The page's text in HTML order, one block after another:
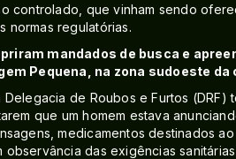
controlado, que vinham sendo
normas regulatórias.
mandados de busca e
Pequena, na zona sudoeste da
Delegacia de Roubos e Furtos
que um homem estava
medicamentos destinados
observância das exigências